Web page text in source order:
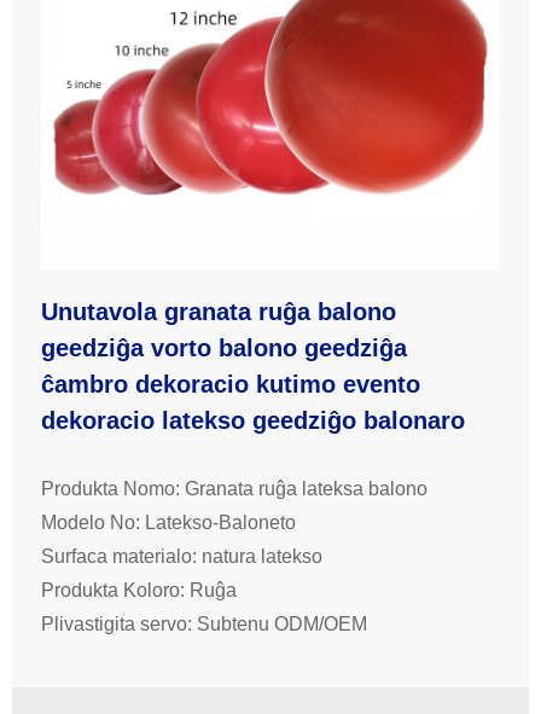
Unutavola granata ruĝa balono
geedziĝa vorto balono geedziĝa
ĉambro dekoracio kutimo evento
dekoracio latekso geedziĝo balonaro
Produkta Nomo: Granata ruĝa lateksa balono
Modelo No: Latekso-Baloneto
Surfaca materialo: natura latekso
Produkta Koloro: Ruĝa
Plivastigita servo: Subtenu ODM/OEM